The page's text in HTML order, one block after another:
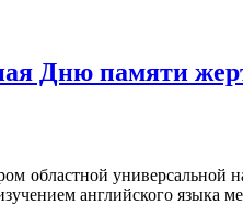
Дню памяти
областной универсальной
английского